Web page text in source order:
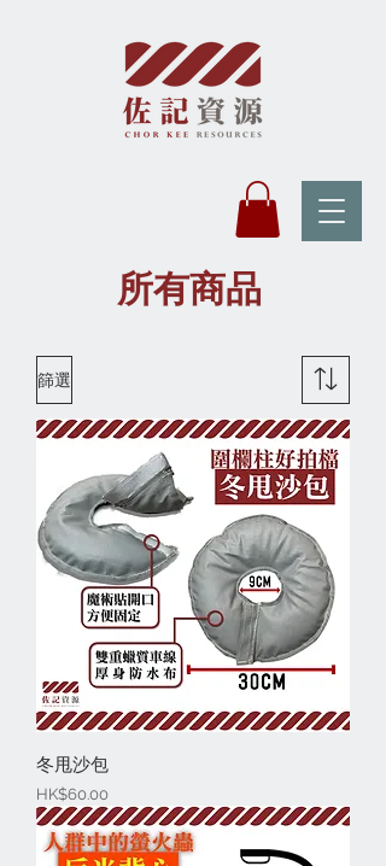
​所有商品
篩選
冬甩沙包
價格
HK$60.00